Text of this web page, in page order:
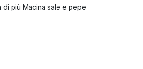
di più Macina sale e pepe